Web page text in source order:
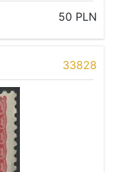
50 PLN
33828